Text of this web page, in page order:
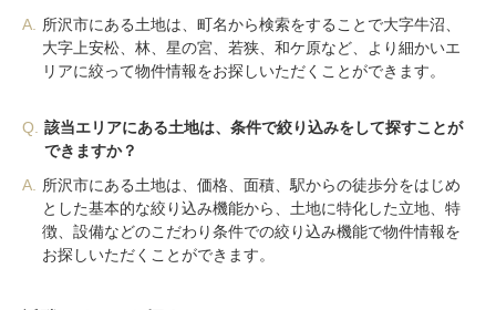
A.
所沢市にある土地は、町名から検索をすることで大字牛沼、
大字上安松、林、星の宮、若狭、和ケ原など、より細かいエ
リアに絞って物件情報をお探しいただくことができます。
Q.
該当エリアにある土地は、条件で絞り込みをして探すことが
できますか？
A.
所沢市にある土地は、価格、面積、駅からの徒歩分をはじめ
とした基本的な絞り込み機能から、土地に特化した立地、特
徴、設備などのこだわり条件での絞り込み機能で物件情報を
お探しいただくことができます。